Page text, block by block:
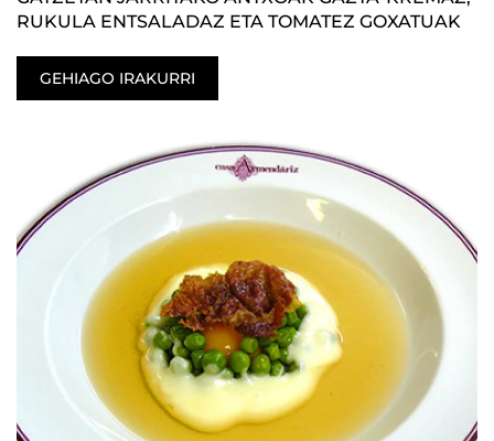
RUKULA ENTSALADAZ ETA TOMATEZ GOXATUAK
GEHIAGO IRAKURRI